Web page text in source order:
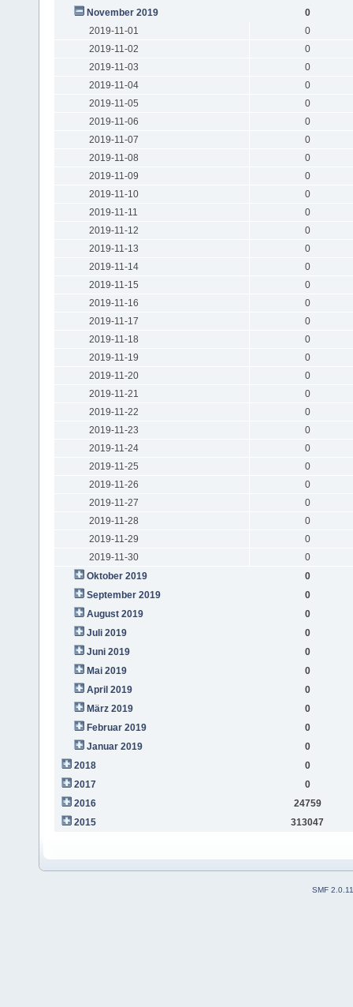
November 2019
0
2019-11-01
0
2019-11-02
0
2019-11-03
0
2019-11-04
0
2019-11-05
0
2019-11-06
0
2019-11-07
0
2019-11-08
0
2019-11-09
0
2019-11-10
0
2019-11-11
0
2019-11-12
0
2019-11-13
0
2019-11-14
0
2019-11-15
0
2019-11-16
0
2019-11-17
0
2019-11-18
0
2019-11-19
0
2019-11-20
0
2019-11-21
0
2019-11-22
0
2019-11-23
0
2019-11-24
0
2019-11-25
0
2019-11-26
0
2019-11-27
0
2019-11-28
0
2019-11-29
0
2019-11-30
0
Oktober 2019
0
September 2019
0
August 2019
0
Juli 2019
0
Juni 2019
0
Mai 2019
0
April 2019
0
März 2019
0
Februar 2019
0
Januar 2019
0
2018
0
2017
0
2016
24759
2015
313047
SMF 2.0.11